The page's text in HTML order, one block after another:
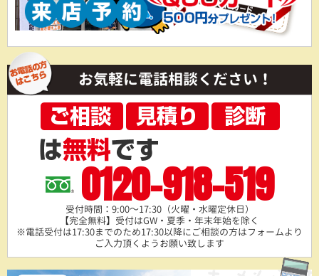
お気軽に電話相談ください！
0120-918-519
受付時間：9:00～17:30（火曜・水曜定休日）
【完全無料】受付はGW・夏季・年末年始を除く
※電話受付は17:30までのため17:30以降にご相談の方はフォームより
ご入力頂くようお願い致します